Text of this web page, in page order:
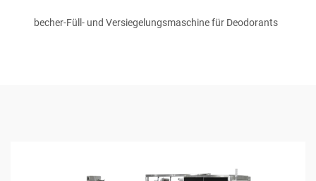
becher-Füll- und Versiegelungsmaschine für Deodorants